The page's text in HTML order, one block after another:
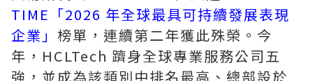
TIME「2026 年全球最具可持續發展表現
企業」 榜單，連續第二年獲此殊榮。今
年，HCLTech 躋身全球專業服務公司五
強，並成為該類別中排名最高、總部設於